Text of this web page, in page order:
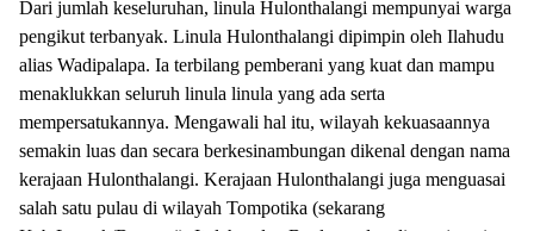
Dari jumlah keseluruhan, linula Hulonthalangi mempunyai warga
pengikut terbanyak. Linula Hulonthalangi dipimpin oleh Ilahudu
alias Wadipalapa. Ia terbilang pemberani yang kuat dan mampu
menaklukkan seluruh linula linula yang ada serta
mempersatukannya. Mengawali hal itu, wilayah kekuasaannya
semakin luas dan secara berkesinambungan dikenal dengan nama
kerajaan Hulonthalangi. Kerajaan Hulonthalangi juga menguasai
salah satu pulau di wilayah Tompotika (sekarang